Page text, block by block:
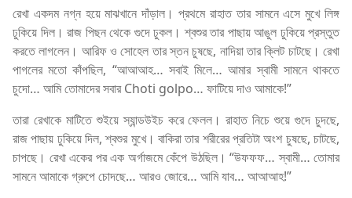
রেখা একদম নগ্ন হয়ে মাঝখানে দাঁড়াল। প্রথমে রাহাত তার সামনে এসে মুখে লিঙ্গ
ঢুকিয়ে দিল। রাজ পিছন থেকে গুদে ঢুকল। শ্বশুর তার পাছায় আঙুল ঢুকিয়ে প্রস্তুত
করতে লাগলেন। আরিফ ও সোহেল তার স্তন চুষছে, নাদিয়া তার ক্লিট চাটছে। রেখা
পাগলের মতো কাঁপছিল, “আআআহ… সবাই মিলে… আমার স্বামী সামনে থাকতে
চুদো… আমি তোমাদের সবার Choti golpo… ফাটিয়ে দাও আমাকে!”
তারা রেখাকে মাটিতে শুইয়ে স্যান্ডউইচ করে ফেলল। রাহাত নিচে শুয়ে গুদে চুদছে,
রাজ পাছায় ঢুকিয়ে দিল, শ্বশুর মুখে। বাকিরা তার শরীরের প্রতিটা অংশ চুষছে, চাটছে,
চাপছে। রেখা একের পর এক অর্গাজমে কেঁপে উঠছিল। “উফফফ… স্বামী… তোমার
সামনে আমাকে গ্রুপে চোদছে… আরও জোরে… আমি যাব… আআআহ!”